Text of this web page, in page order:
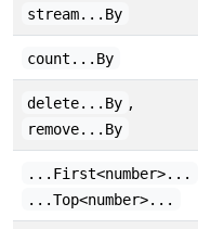
stream...By
count...By
delete...By ,
remove...By
...First<number>...
...Top<number>...